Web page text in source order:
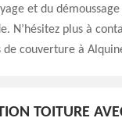
et du
N’hésitez plus à
couverture à
TOITURE